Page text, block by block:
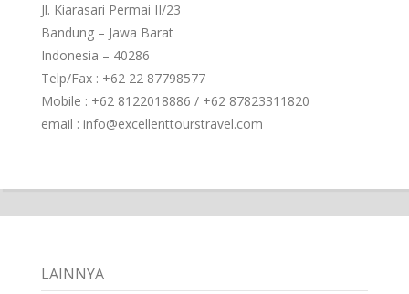
Jl. Kiarasari Permai II/23
Bandung – Jawa Barat
Indonesia – 40286
Telp/Fax : +62 22 87798577
Mobile : +62 8122018886 / +62 87823311820
email : info@excellenttourstravel.com
LAINNYA